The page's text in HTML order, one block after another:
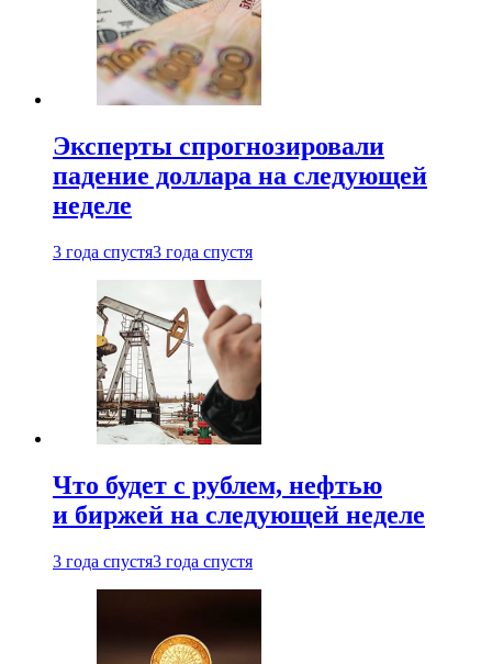
Эксперты спрогнозировали
падение доллара на следующей
неделе
3 года спустя3 года спустя
Что будет с рублем, нефтью
и биржей на следующей неделе
3 года спустя3 года спустя